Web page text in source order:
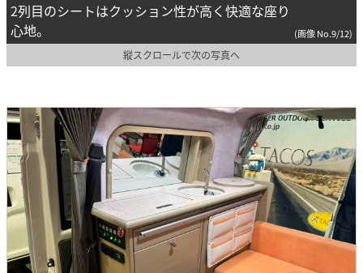
2列目のシートはクッション性が高く快適な座り
心地。
(画像 No.9/12)
縦スクロールで次の写真へ